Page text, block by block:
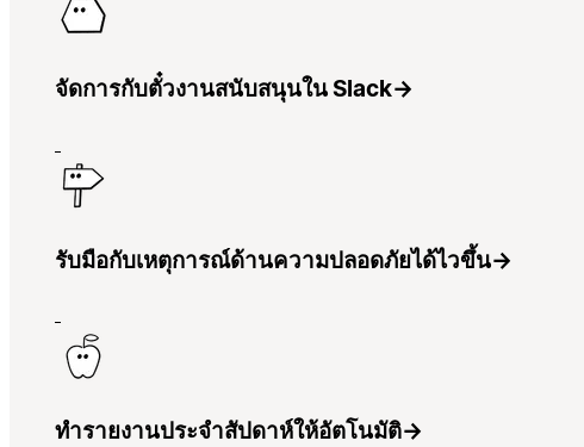
จัดการกับตั๋วงานสนับสนุนใน Slack→
รับมือกับเหตุการณ์ด้านความปลอดภัยได้ไวขึ้น→
ทำรายงานประจำสัปดาห์ให้อัตโนมัติ→